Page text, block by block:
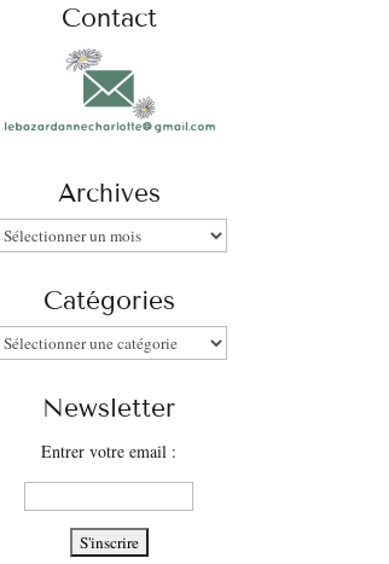
Contact
Archives
Archives
Catégories
Catégories
Newsletter
Entrer votre email :